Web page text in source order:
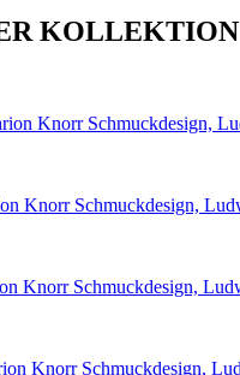
KOLLEKTION